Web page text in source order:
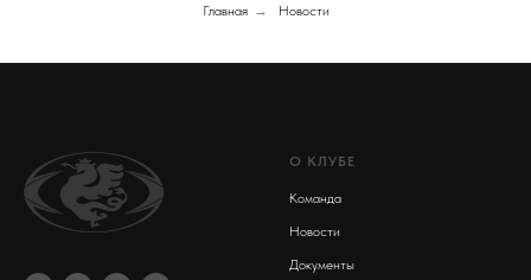
Главная → Новости
О КЛУБЕ
Команда
Новости
Документы